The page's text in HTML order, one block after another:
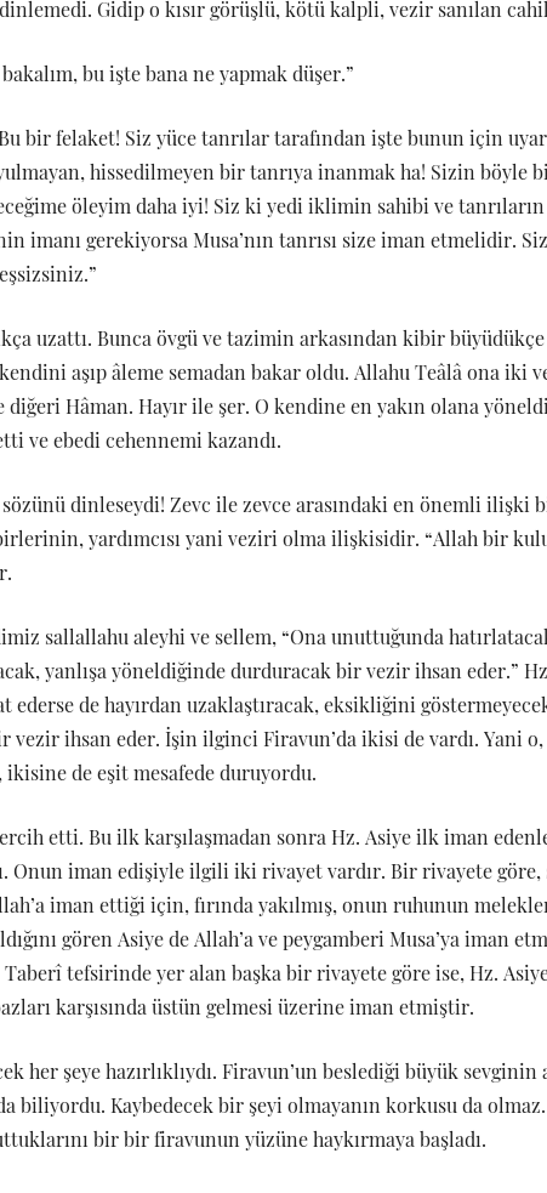
Gidip o kısır görüşlü, kötü kalpli, vezir sanılan
bu işte bana ne yapmak düşer.”
bir felaket! Siz yüce tanrılar tarafından işte bunun için
hissedilmeyen bir tanrıya inanmak ha! Sizin böyle
öleyim daha iyi! Siz ki yedi iklimin sahibi ve
imanı gerekiyorsa Musa’nın tanrısı size iman etmelidir.
uzattı. Bunca övgü ve tazimin arkasından kibir
aşıp âleme semadan bakar oldu. Allahu Teâlâ ona iki
Hâman. Hayır ile şer. O kendine en yakın olana
ve ebedi cehennemi kazandı.
sözünü dinleseydi! Zevc ile zevce arasındaki en önemli
yardımcısı yani veziri olma ilişkisidir. “Allah bir
sallallahu aleyhi ve sellem, “Ona unuttuğunda
yanlışa yöneldiğinde durduracak bir vezir ihsan eder.”
de hayırdan uzaklaştıracak, eksikliğini
vezir ihsan eder. İşin ilginci Firavun’da ikisi de vardı. Yani
ikisine de eşit mesafede duruyordu.
etti. Bu ilk karşılaşmadan sonra Hz. Asiye ilk iman
Onun iman edişiyle ilgili iki rivayet vardır. Bir rivayete göre,
iman ettiği için, fırında yakılmış, onun ruhunun
gören Asiye de Allah’a ve peygamberi Musa’ya iman
tefsirinde yer alan başka bir rivayete göre ise, Hz.
karşısında üstün gelmesi üzerine iman etmiştir.
her şeye hazırlıklıydı. Firavun’un beslediği büyük
biliyordu. Kaybedecek bir şeyi olmayanın korkusu da
bir bir firavunun yüzüne haykırmaya başladı.